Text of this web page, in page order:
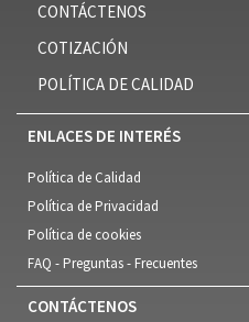
CONTÁCTENOS
COTIZACIÓN
POLÍTICA DE CALIDAD
ENLACES DE INTERÉS
Política de Calidad
Política de Privacidad
Política de cookies
FAQ - Preguntas - Frecuentes
CONTÁCTENOS